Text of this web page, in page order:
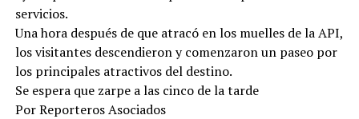
servicios.
Una hora después de que atracó en los muelles de la API,
los visitantes descendieron y comenzaron un paseo por
los principales atractivos del destino.
Se espera que zarpe a las cinco de la tarde
Por Reporteros Asociados